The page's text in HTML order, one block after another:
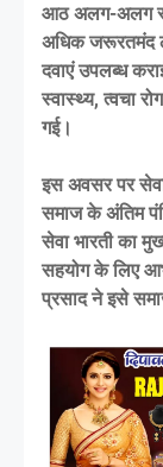
आठ अलग-अलग
अधिक जरूरतमंद
दवाएं उपलब्ध
स्वास्थ्य, त्वचा
गई।
इस अवसर पर
समाज के अंतिम
सेवा भारती का
सहयोग के लिए
प्रसाद ने इसे